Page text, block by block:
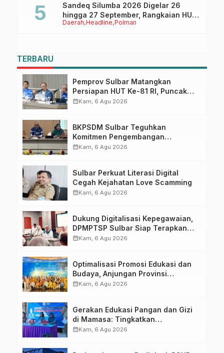
Daerah Headline Polman
Sandeq Silumba 2026 Digelar 26
hingga 27 September, Rangkaian HUT
Sulbar
TERBARU
Pemprov Sulbar Matangkan
Persiapan HUT Ke-81 RI, Puncak
Upacara di Lapangan Ahmad
calendar_monthKam, 6 Agu 2026
BKPSDM Sulbar Teguhkan
Komitmen Pengembangan
Kompetensi ASN melalui
calendar_monthKam, 6 Agu 2026
Sulbar Perkuat Literasi Digital
Cegah Kejahatan Love Scamming
calendar_monthKam, 6 Agu 2026
Dukung Digitalisasi Kepegawaian,
DPMPTSP Sulbar Siap Terapkan
Aplikasi FLEKSI ASN
calendar_monthKam, 6 Agu 2026
Optimalisasi Promosi Edukasi dan
Budaya, Anjungan Provinsi
Sulawesi Barat Perkuat Kolaborasi
calendar_monthKam, 6 Agu 2026
Gerakan Edukasi Pangan dan Gizi
di Mamasa: Tingkatkan
Pengetahuan dan Keterampilan
calendar_monthKam, 6 Agu 2026